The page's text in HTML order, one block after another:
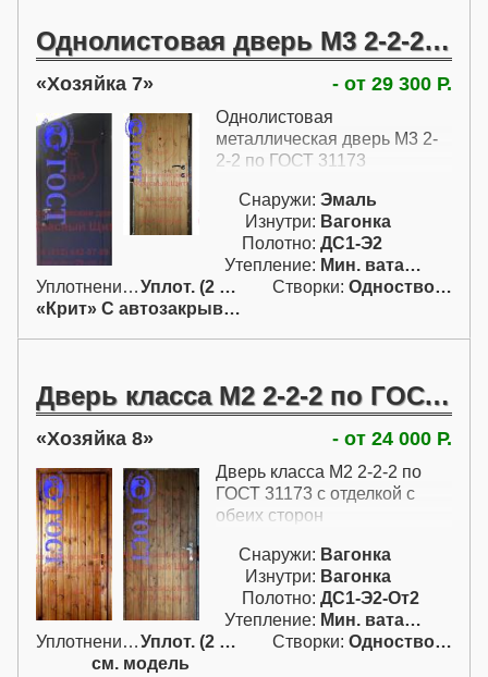
утеплитель, а по периметру
притвора проклеен
уплотнитель. Как и все
теплые двери в этом
разделе каталога - это двери
с одним контуром
единообразия моделей. Но
при необходимости эти
металлические утепленные
двери для дачи всегда
можно пересчитать и с
двумя контурами
Однолистовая дверь М3 2-2-2 по ГОСТ 31173
Хозяйка 7 - от 29 300 Р.
Однолистовая
металлическая дверь М3 2-
2-2 по ГОСТ 31173
Снаружи: Эмаль
Изнутри: Вагонка
Полотно: ДС1-Э2
Утепление:
Мин. вата / пенопл.
Уплотнение:
Уплот. (2 конт.) Створки:
Одностворчатая (А)
«Крит» С автозакрыванием
Дверь класса М2 2-2-2 по ГОСТ 31173 с отделкой с обеих сторон
Хозяйка 8 - от 24 000 Р.
Дверь класса М2 2-2-2 по
ГОСТ 31173 с отделкой с
обеих сторон
Снаружи: Вагонка
Изнутри: Вагонка
Полотно: ДС1-Э2-От2
Утепление:
Мин. вата / пенопл.
Уплотнение:
Уплот. (2 конт.) Створки:
Одностворчатая (А)
см. модель